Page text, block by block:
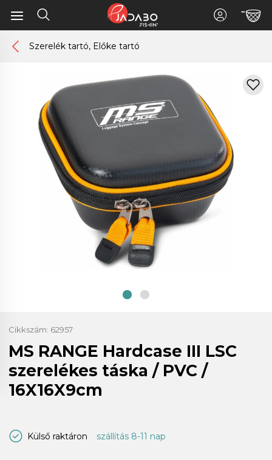
Szerelék tartó, Előke tartó
Cikkszám: 62957
MS RANGE Hardcase III LSC
szerelékes táska / PVC /
16X16X9cm
Külső raktáron szállítás 8-11 nap